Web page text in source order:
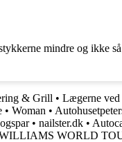
mindre og ikke
& Grill • Lægerne ved
• Woman •
• nailster.dk •
WORLD